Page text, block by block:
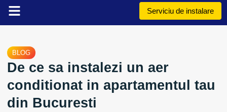
Serviciu de instalare
BLOG
De ce sa instalezi un aer
conditionat in apartamentul tau
din Bucuresti